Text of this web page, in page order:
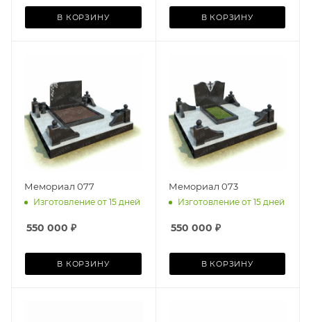
В КОРЗИНУ В КОРЗИНУ
Мемориал 077
Изготовление от 15 дней
550 000 ₽
В КОРЗИНУ
Мемориал 073
Изготовление от 15 дней
550 000 ₽
В КОРЗИНУ